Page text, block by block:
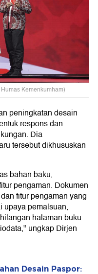
Kemenkumham)
peningkatan desain
respons dan
Dia
tersebut dikhususkan
bahan baku,
pengaman. Dokumen
fitur pengaman yang
upaya pemalsuan,
halaman buku
ungkap Dirjen
Desain Paspor: